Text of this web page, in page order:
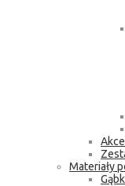
Materiały